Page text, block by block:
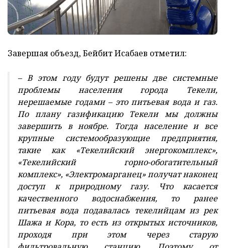
Завершая объезд, Бейбит Исабаев отметил:
– В этом году будут решены две системные
проблемы населения города Текели,
нерешаемые годами – это питьевая вода и газ.
По плану газификацию Текели мы должны
завершить в ноябре. Тогда население и все
крупные системообразующие предприятия,
такие как «Текелийский энергокомплекс»,
«Текелийский горно-обогатительный
комплекс», «Электромарганец» получат наконец
доступ к природному газу. Что касается
качественного водоснабжения, то ранее
питьевая вода подавалась текелийцам из рек
Шажа и Кора, то есть из открытых источников,
проходя при этом через старую